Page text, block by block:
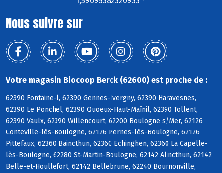
Nous suivre sur
Votre magasin Biocoop Berck (62600) est proche de :
62390 Fontaine-l, 62390 Gennes-Ivergny, 62390 Haravesnes,
62390 Le Ponchel, 62390 Quoeux-Haut-Maînil, 62390 Tollent,
62390 Vaulx, 62390 Willencourt, 62200 Boulogne s/Mer, 62126
Conteville-lès-Boulogne, 62126 Pernes-lès-Boulogne, 62126
Pittefaux, 62360 Baincthun, 62360 Echinghen, 62360 La Capelle-
lès-Boulogne, 62280 St-Martin-Boulogne, 62142 Alincthun, 62142
Belle-et-Houllefort, 62142 Bellebrune, 62240 Bournonville,